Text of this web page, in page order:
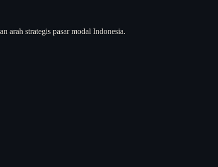
arah strategis pasar modal Indonesia.